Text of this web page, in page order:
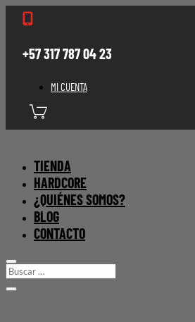

+57 317 787 04 23
MI CUENTA
TIENDA
HARDCORE
¿QUIÉNES SOMOS?
BLOG
CONTACTO